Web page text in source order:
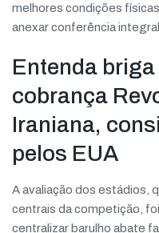
melhores condições
anexar conferência integral.
Entenda briga
cobrança
Iraniana,
pelos EUA
A avaliação dos estádios,
centrais da competição,
centralizar barulho abate